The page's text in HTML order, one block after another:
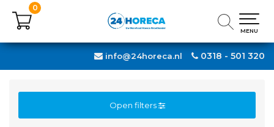
0318 - 501 320
info@24horeca.nl
0
MENU
0
MENU
Open filters